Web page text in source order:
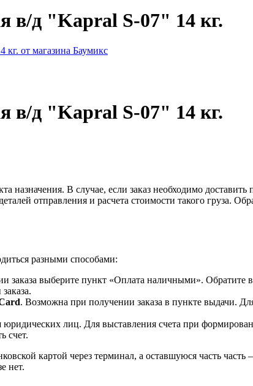
в/д "Kapral S-07" 14 кг.
в/д "Kapral S-07" 14 кг.
назначения. В случае, если заказ необходимо
отправления и расчета стоимости такого груза.
разными способами:
заказа выберите пункт «Оплата наличными». Обратите
. Возможна при получении заказа в пункте выдачи.
юридических лиц. Для выставления счета при
счет.
картой через терминал, а оставшуюся часть
нет.